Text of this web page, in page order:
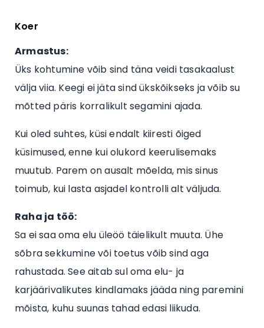
Koer
Armastus:
Üks kohtumine võib sind täna veidi tasakaalust
välja viia. Keegi ei jäta sind ükskõikseks ja võib su
mõtted päris korralikult segamini ajada.
Kui oled suhtes, küsi endalt kiiresti õiged
küsimused, enne kui olukord keerulisemaks
muutub. Parem on ausalt mõelda, mis sinus
toimub, kui lasta asjadel kontrolli alt väljuda.
Raha ja töö:
Sa ei saa oma elu üleöö täielikult muuta. Ühe
sõbra sekkumine või toetus võib sind aga
rahustada. See aitab sul oma elu- ja
karjäärivalikutes kindlamaks jääda ning paremini
mõista, kuhu suunas tahad edasi liikuda.